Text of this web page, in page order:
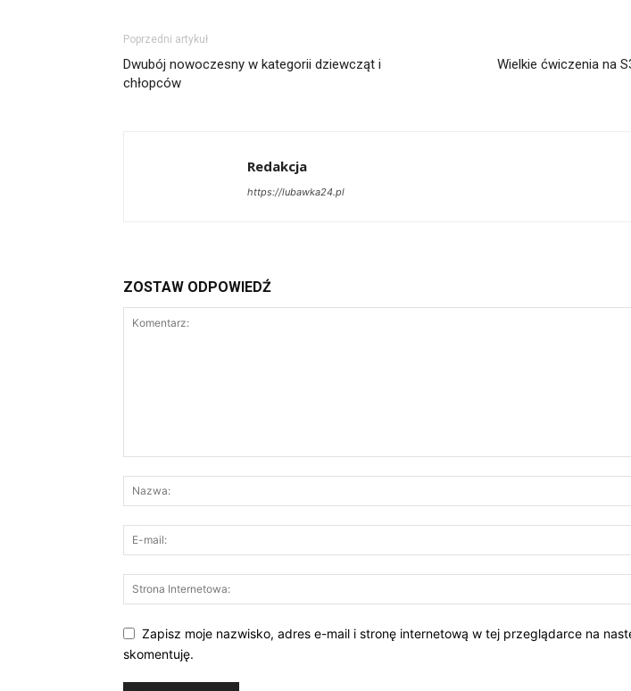
Poprzedni artykuł
Dwubój nowoczesny w kategorii dziewcząt i
chłopców
Wielkie ćwiczenia na
Redakcja
https://lubawka24.pl
ZOSTAW ODPOWIEDŹ
Zapisz moje nazwisko, adres e-mail i stronę internetową w tej przeglądarce na
skomentuję.